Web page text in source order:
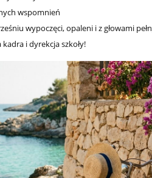
wspomnień
wypoczęci, opaleni i z głowami
kadra i dyrekcja szkoły!